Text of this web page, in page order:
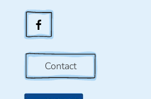
Contact